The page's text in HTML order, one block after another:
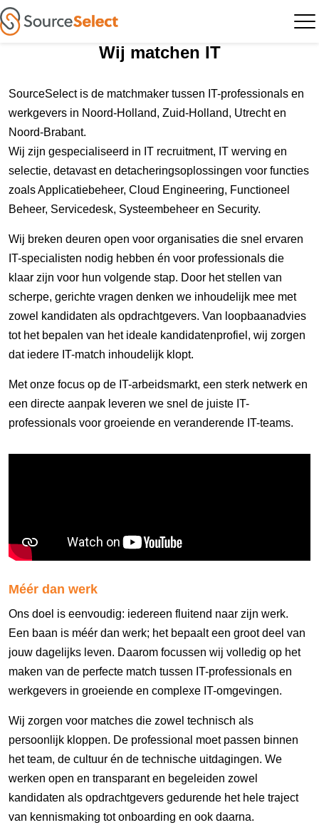
Wij matchen IT
SourceSelect is de matchmaker tussen IT-professionals en
werkgevers in Noord-Holland, Zuid-Holland, Utrecht en
Noord-Brabant.
Wij zijn gespecialiseerd in IT recruitment, IT werving en
selectie, detavast en detacheringsoplossingen voor functies
zoals Applicatiebeheer, Cloud Engineering, Functioneel
Beheer, Servicedesk, Systeembeheer en Security.
Wij breken deuren open voor organisaties die snel ervaren
IT-specialisten nodig hebben én voor professionals die
klaar zijn voor hun volgende stap. Door het stellen van
scherpe, gerichte vragen denken we inhoudelijk mee met
zowel kandidaten als opdrachtgevers. Van loopbaanadvies
tot het bepalen van het ideale kandidatenprofiel, wij zorgen
dat iedere IT-match inhoudelijk klopt.
Met onze focus op de IT-arbeidsmarkt, een sterk netwerk en
een directe aanpak leveren we snel de juiste IT-
professionals voor groeiende en veranderende IT-teams.
Méér dan werk
Ons doel is eenvoudig: iedereen fluitend naar zijn werk.
Een baan is méér dan werk; het bepaalt een groot deel van
jouw dagelijks leven. Daarom focussen wij volledig op het
maken van de perfecte match tussen IT-professionals en
werkgevers in groeiende en complexe IT-omgevingen.
Wij zorgen voor matches die zowel technisch als
persoonlijk kloppen. De professional moet passen binnen
het team, de cultuur én de technische uitdagingen. We
werken open en transparant en begeleiden zowel
kandidaten als opdrachtgevers gedurende het hele traject
van kennismaking tot onboarding en ook daarna.